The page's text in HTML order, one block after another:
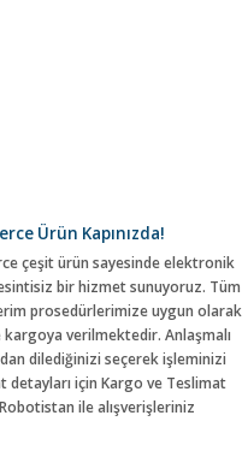
Ürün Kapınızda!
çeşit ürün sayesinde elektronik
bir hizmet sunuyoruz. Tüm
prosedürlerimize uygun olarak
verilmektedir. Anlaşmalı
dilediğinizi seçerek işleminizi
için Kargo ve Teslimat
ile alışverişleriniz